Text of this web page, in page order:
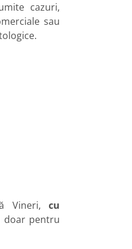
cazuri,
sau
Vineri, cu
doar pentru